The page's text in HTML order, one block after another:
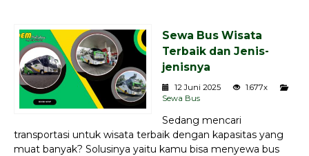
Sewa Bus Wisata
Terbaik dan Jenis-
jenisnya
12 Juni 2025
1.677x
Sewa Bus
Sedang mencari
transportasi untuk wisata terbaik dengan kapasitas yang
muat banyak? Solusinya yaitu kamu bisa menyewa bus